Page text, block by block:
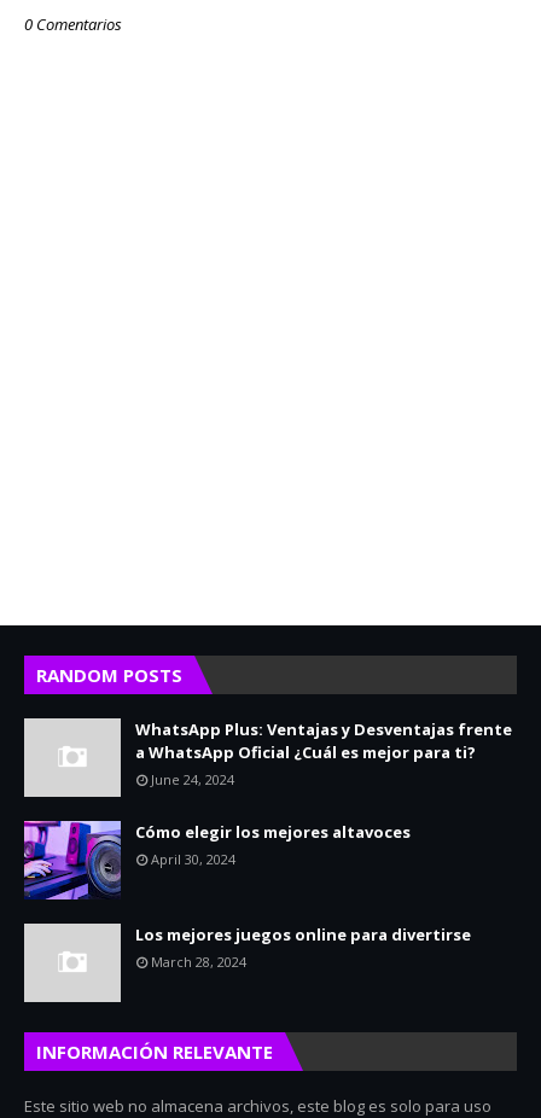
0 Comentarios
RANDOM POSTS
WhatsApp Plus: Ventajas y Desventajas frente
a WhatsApp Oficial ¿Cuál es mejor para ti?
June 24, 2024
Cómo elegir los mejores altavoces
April 30, 2024
Los mejores juegos online para divertirse
March 28, 2024
INFORMACIÓN RELEVANTE
Este sitio web no almacena archivos, este blog es solo para uso